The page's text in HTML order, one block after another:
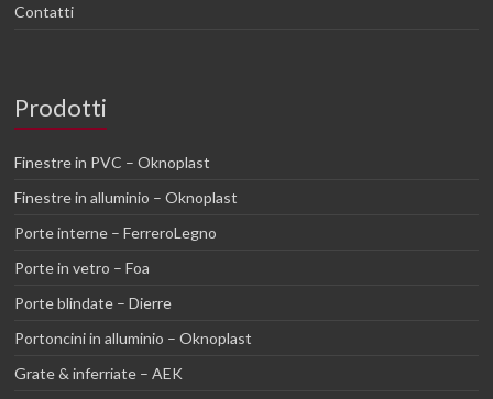
Contatti
Prodotti
Finestre in PVC – Oknoplast
Finestre in alluminio – Oknoplast
Porte interne – FerreroLegno
Porte in vetro – Foa
Porte blindate – Dierre
Portoncini in alluminio – Oknoplast
Grate & inferriate – AEK